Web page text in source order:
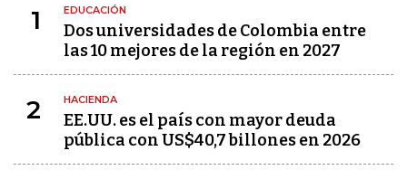
1 EDUCACIÓN
Dos universidades de Colombia entre
las 10 mejores de la región en 2027
2 HACIENDA
EE.UU. es el país con mayor deuda
pública con US$40,7 billones en 2026